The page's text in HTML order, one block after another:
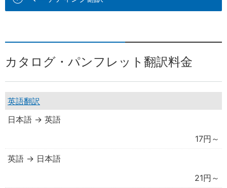
カタログ・パンフレット翻訳料金
英語翻訳
日本語 → 英語
17円～
英語 → 日本語
21円～